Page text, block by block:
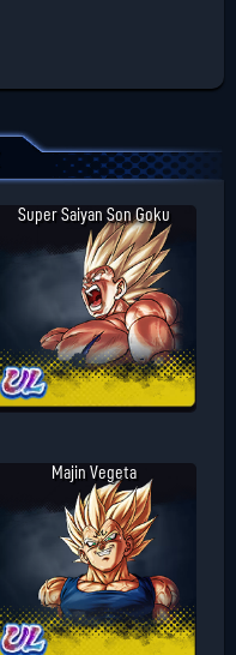
Super Saiyan Son Goku
Majin Vegeta